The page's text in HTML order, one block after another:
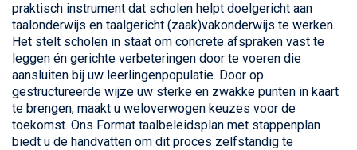
praktisch instrument dat scholen helpt doelgericht aan
taalonderwijs en taalgericht (zaak)vakonderwijs te werken.
Het stelt scholen in staat om concrete afspraken vast te
leggen én gerichte verbeteringen door te voeren die
aansluiten bij uw leerlingenpopulatie. Door op
gestructureerde wijze uw sterke en zwakke punten in kaart
te brengen, maakt u weloverwogen keuzes voor de
toekomst. Ons Format taalbeleidsplan met stappenplan
biedt u de handvatten om dit proces zelfstandig te